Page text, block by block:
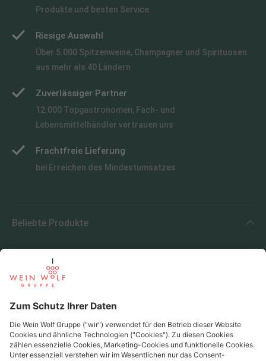
Produkte und besten Service
Riesige Auswahl
Über 5.000 Spitzenweine, Champagner und Spirituosen
aus mehr als 40 Ländern
Zuverlässiger Partner
12.000 Topgastronomen, Fach- und
Lebensmittelhändler vertrauen uns
Frachtfreie Lieferung
bei Erreichen des Mindestumsatzes
Beliebte Produkte
Beliebte Regionen
Beliebte Produzenten
Wein Wolf